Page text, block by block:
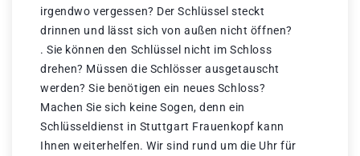
irgendwo vergessen? Der Schlüssel steckt
drinnen und lässt sich von außen nicht öffnen?
. Sie können den Schlüssel nicht im Schloss
drehen? Müssen die Schlösser ausgetauscht
werden? Sie benötigen ein neues Schloss?
Machen Sie sich keine Sogen, denn ein
Schlüsseldienst in Stuttgart Frauenkopf kann
Ihnen weiterhelfen. Wir sind rund um die Uhr für